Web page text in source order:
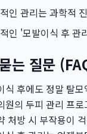
인 관리는 과학적
인 '모발이식 후 관
는 질문
식 후에도 정말 탈
원의 두피 관리 프
처방 시 부작용이